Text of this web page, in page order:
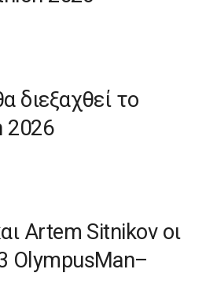
διεξαχθεί το
2026
Artem Sitnikov οι
OlympusMan–